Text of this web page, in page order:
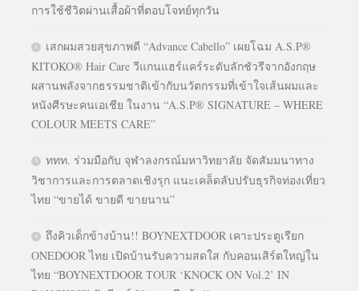
การใช้ชีวิตผ่านเสื้อผ้าที่ตอบโจทย์ทุกวัน
เสกผมสวยสุขภาพดี “Advance Cabello” เผยโฉม A.S.P®
KITOKO® Hair Care วีแกนแฮร์แคร์ระดับลักชัวรีจากอังกฤษ
ผสานพลังจากธรรมชาติเข้ากับนวัตกรรมที่เข้าใจเส้นผมและ
หนังศีรษะคนเอเชีย ในงาน “A.S.P® SIGNATURE – WHERE
COLOUR MEETS CARE”
ททท. ร่วมมือกับ จุฬาลงกรณ์มหาวิทยาลัย จัดสัมมนาทาง
วิชาการและการตลาดเชิงรุก แนะเคล็ดลับปรับธุรกิจท่องเที่ยว
ไทย “ขายได้ ขายดี ขายนาน”
ถึงคิวเด็กข้างบ้าน!! BOYNEXTDOOR เคาะประตูเรียก
ONEDOOR ไทย เปิดบ้านรับความสดใส กับคอนเสิร์ตใหญ่ใน
ไทย “BOYNEXTDOOR TOUR ‘KNOCK ON Vol.2’ IN